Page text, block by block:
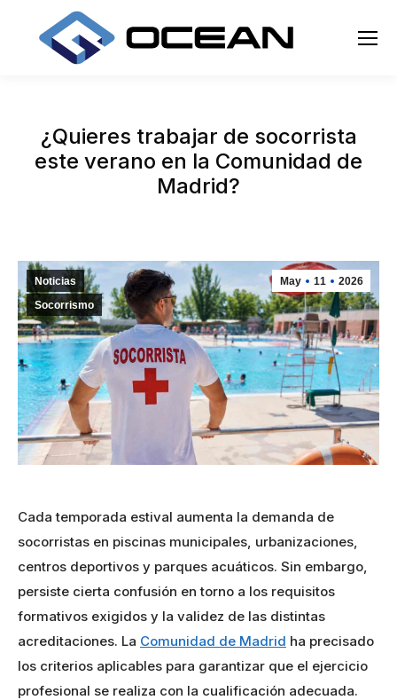
¿Quieres trabajar de socorrista
este verano en la Comunidad de
Madrid?
May 11 2026
Noticias
Socorrismo
Cada temporada estival aumenta la demanda de
socorristas en piscinas municipales, urbanizaciones,
centros deportivos y parques acuáticos. Sin embargo,
persiste cierta confusión en torno a los requisitos
formativos exigidos y la validez de las distintas
acreditaciones. La Comunidad de Madrid ha precisado
los criterios aplicables para garantizar que el ejercicio
profesional se realiza con la cualificación adecuada.